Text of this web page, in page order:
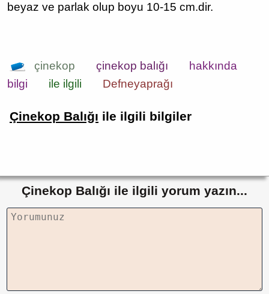
beyaz ve parlak olup boyu 10-15 cm.dir.
çinekop çinekop balığı
hakkında
bilgi
ile ilgili Defneyaprağı
Çinekop Balığı ile ilgili bilgiler
Çinekop Balığı ile ilgili yorum yazın...